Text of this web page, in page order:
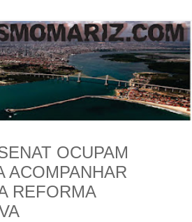
OCUPAM
ACOMPANHAR
REFORMA